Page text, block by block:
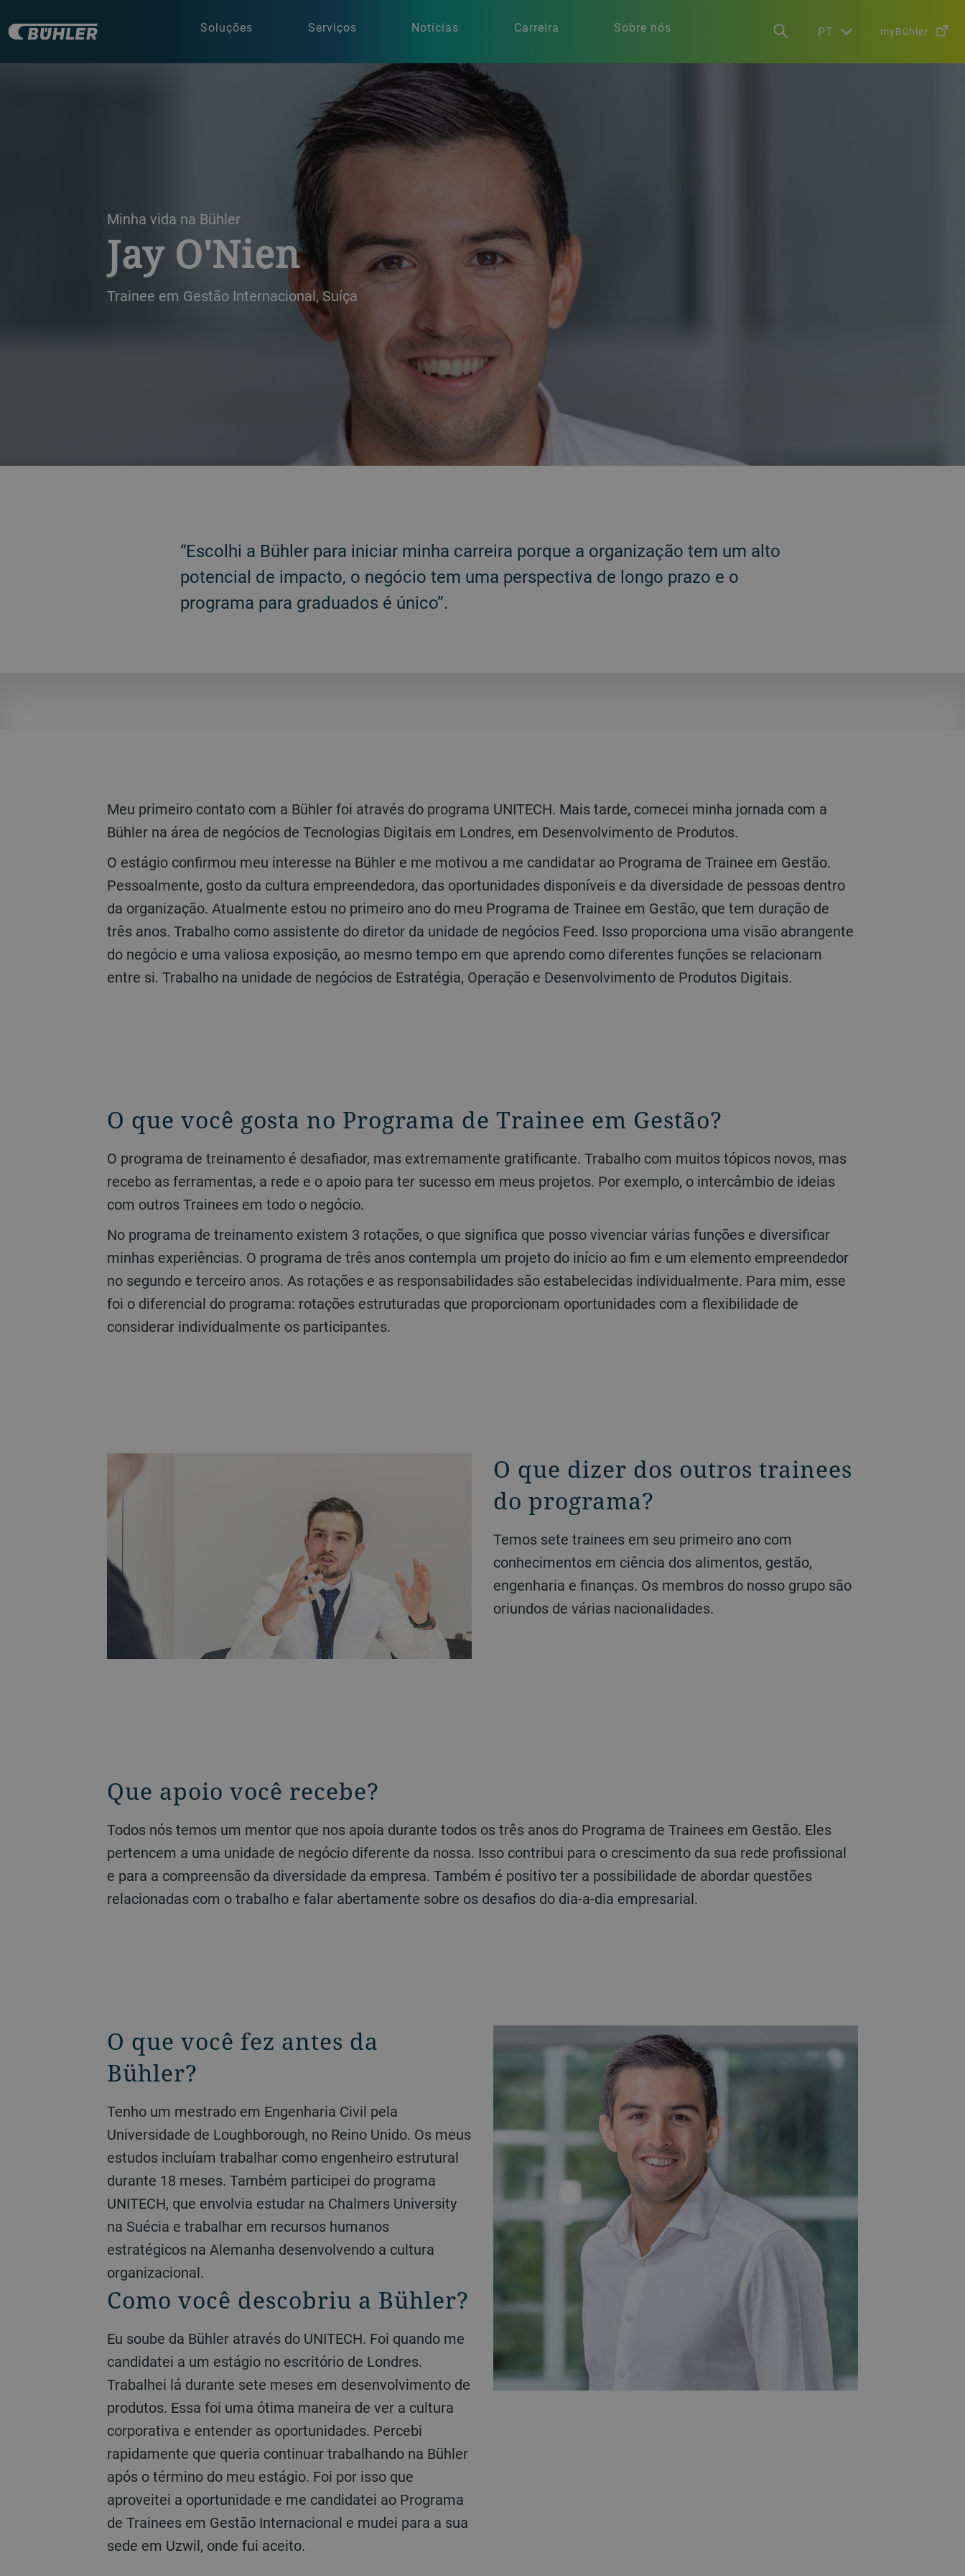
Soluções Serviços Notícias Carreira Sobre nós PT myBühler
Minha vida na Bühler
Jay O'Nien
Trainee em Gestão Internacional, Suíça
“Escolhi a Bühler para iniciar minha carreira porque a organização tem um alto
potencial de impacto, o negócio tem uma perspectiva de longo prazo e o
programa para graduados é único”.
Meu primeiro contato com a Bühler foi através do programa UNITECH. Mais tarde, comecei minha jornada com a
Bühler na área de negócios de Tecnologias Digitais em Londres, em Desenvolvimento de Produtos.
O estágio confirmou meu interesse na Bühler e me motivou a me candidatar ao Programa de Trainee em Gestão.
Pessoalmente, gosto da cultura empreendedora, das oportunidades disponíveis e da diversidade de pessoas dentro
da organização. Atualmente estou no primeiro ano do meu Programa de Trainee em Gestão, que tem duração de
três anos. Trabalho como assistente do diretor da unidade de negócios Feed. Isso proporciona uma visão abrangente
do negócio e uma valiosa exposição, ao mesmo tempo em que aprendo como diferentes funções se relacionam
entre si. Trabalho na unidade de negócios de Estratégia, Operação e Desenvolvimento de Produtos Digitais.
O que você gosta no Programa de Trainee em Gestão?
O programa de treinamento é desafiador, mas extremamente gratificante. Trabalho com muitos tópicos novos, mas
recebo as ferramentas, a rede e o apoio para ter sucesso em meus projetos. Por exemplo, o intercâmbio de ideias
com outros Trainees em todo o negócio.
No programa de treinamento existem 3 rotações, o que significa que posso vivenciar várias funções e diversificar
minhas experiências. O programa de três anos contempla um projeto do início ao fim e um elemento empreendedor
no segundo e terceiro anos. As rotações e as responsabilidades são estabelecidas individualmente. Para mim, esse
foi o diferencial do programa: rotações estruturadas que proporcionam oportunidades com a flexibilidade de
considerar individualmente os participantes.
O que dizer dos outros trainees
do programa?
Temos sete trainees em seu primeiro ano com
conhecimentos em ciência dos alimentos, gestão,
engenharia e finanças. Os membros do nosso grupo são
oriundos de várias nacionalidades.
Que apoio você recebe?
Todos nós temos um mentor que nos apoia durante todos os três anos do Programa de Trainees em Gestão. Eles
pertencem a uma unidade de negócio diferente da nossa. Isso contribui para o crescimento da sua rede profissional
e para a compreensão da diversidade da empresa. Também é positivo ter a possibilidade de abordar questões
relacionadas com o trabalho e falar abertamente sobre os desafios do dia-a-dia empresarial.
O que você fez antes da
Bühler?
Tenho um mestrado em Engenharia Civil pela
Universidade de Loughborough, no Reino Unido. Os meus
estudos incluíam trabalhar como engenheiro estrutural
durante 18 meses. Também participei do programa
UNITECH, que envolvia estudar na Chalmers University
na Suécia e trabalhar em recursos humanos
estratégicos na Alemanha desenvolvendo a cultura
organizacional.
Como você descobriu a Bühler?
Eu soube da Bühler através do UNITECH. Foi quando me
candidatei a um estágio no escritório de Londres.
Trabalhei lá durante sete meses em desenvolvimento de
produtos. Essa foi uma ótima maneira de ver a cultura
corporativa e entender as oportunidades. Percebi
rapidamente que queria continuar trabalhando na Bühler
após o término do meu estágio. Foi por isso que
aproveitei a oportunidade e me candidatei ao Programa
de Trainees em Gestão Internacional e mudei para a sua
sede em Uzwil, onde fui aceito.